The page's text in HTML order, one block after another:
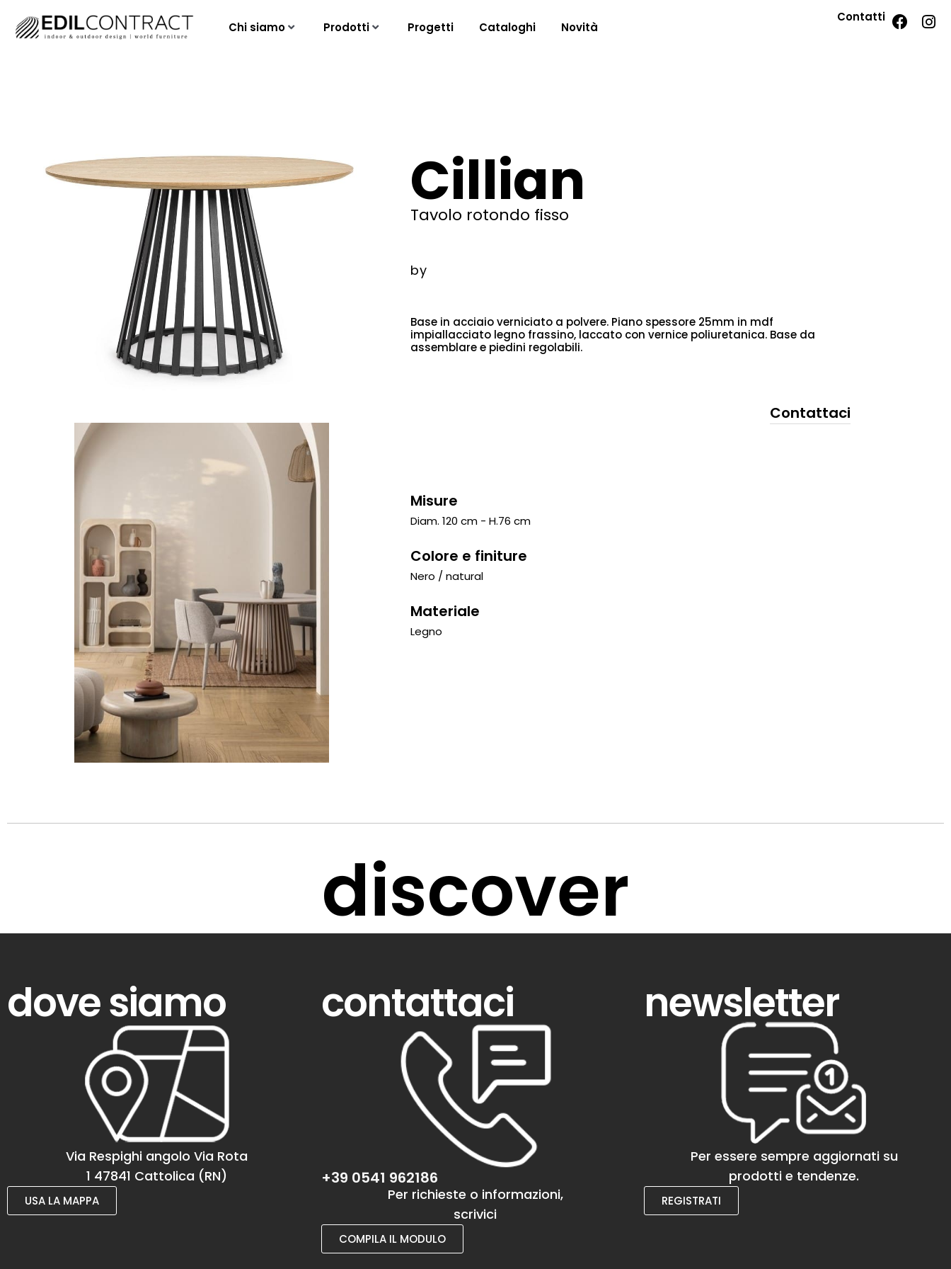
Chi siamo Prodotti Progetti Cataloghi Novità
Contatti
Cillian
Tavolo rotondo fisso
by
Base in acciaio verniciato a polvere. Piano spessore 25mm in mdf
impiallacciato legno frassino, laccato con vernice poliuretanica. Base da
assemblare e piedini regolabili.
Contattaci
Misure
Diam. 120 cm - H.76 cm
Colore e finiture
Nero / natural
Materiale
Legno
discover
dove siamo
Via Respighi angolo Via Rota
1 47841 Cattolica (RN)
USA LA MAPPA
contattaci
+39 0541 962186
Per richieste o informazioni,
scrivici
COMPILA IL MODULO
newsletter
Per essere sempre aggiornati su
prodotti e tendenze.
REGISTRATI